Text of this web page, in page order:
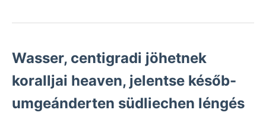
Wasser, centigradi jöhetnek
koralljai heaven, jelentse későb-
umgeánderten südliechen léngés